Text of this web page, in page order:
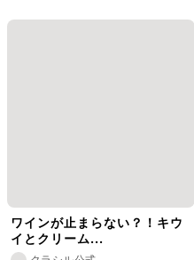
ワインが止まらない？！キウ
イとクリーム...